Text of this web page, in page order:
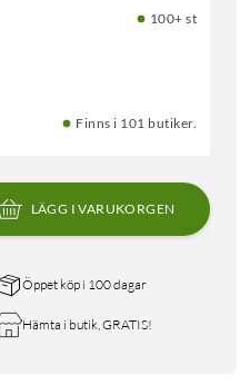
100+ st
Finns i 101 butiker.
LÄGG I VARUKORGEN
Öppet köp i 100 dagar
Hämta i butik, GRATIS!